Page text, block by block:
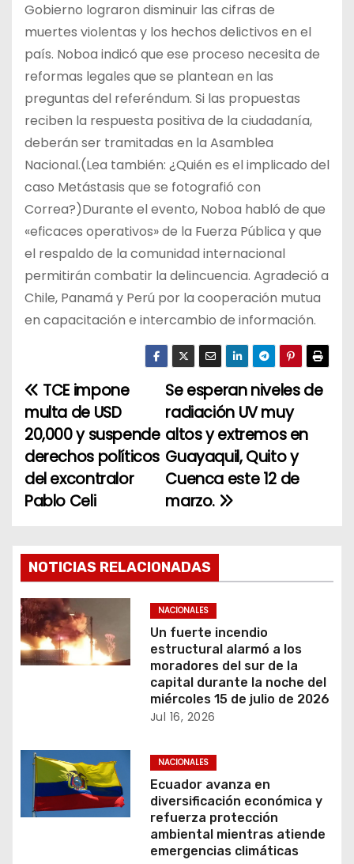
Gobierno lograron disminuir las cifras de
muertes violentas y los hechos delictivos en el
país. Noboa indicó que ese proceso necesita de
reformas legales que se plantean en las
preguntas del referéndum. Si las propuestas
reciben la respuesta positiva de la ciudadanía,
deberán ser tramitadas en la Asamblea
Nacional.(Lea también: ¿Quién es el implicado del
caso Metástasis que se fotografió con
Correa?)Durante el evento, Noboa habló de que
«eficaces operativos» de la Fuerza Pública y que
el respaldo de la comunidad internacional
permitirán combatir la delincuencia. Agradeció a
Chile, Panamá y Perú por la cooperación mutua
en capacitación e intercambio de información.
N
a
v
e
a
c
i
ó
e
e
Se esperan niveles de
radiación UV muy
altos y extremos en
Guayaquil, Quito y
Cuenca este 12 de
marzo.
TCE impone
multa de USD
20,000 y suspende
derechos políticos
del excontralor
Pablo Celi
NOTICIAS RELACIONADAS
NACIONALES
Un fuerte incendio
estructural alarmó a los
moradores del sur de la
capital durante la noche del
miércoles 15 de julio de 2026
Jul 16, 2026
NACIONALES
Ecuador avanza en
diversificación económica y
refuerza protección
ambiental mientras atiende
emergencias climáticas